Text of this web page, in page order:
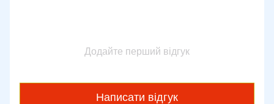
Додайте перший відгук
Написати відгук